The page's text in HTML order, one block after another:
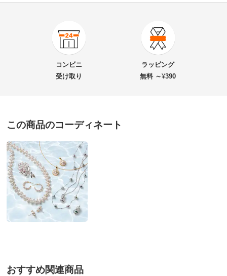
900-J084-07
K18 アコヤベビーパール フープピアス
改定日：2026/2/1
旧価格：¥57,000 税込
送料・送料種
別
基本配送料：¥
※お届け先が同じであれば複数個ご購入いただいても¥880です。
お支払い方法
■商品寸法：約17×4.5mm・約1.5g
■素材：アコヤ真珠（約3～4.5mm・セミラウンド）・K18
合があります。
コンビニ
受け取り
ラッピング
無料 ～¥390
この商品のコーディネート
おすすめ関連商品